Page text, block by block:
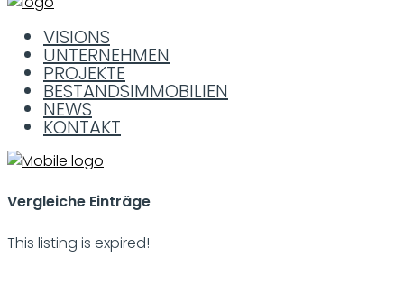
VISIONS
UNTERNEHMEN
PROJEKTE
BESTANDSIMMOBILIEN
NEWS
KONTAKT
Vergleiche Einträge
This listing is expired!